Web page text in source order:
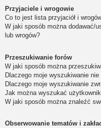
Przyjaciele i wrogowie
Co to jest lista przyjaciół i
W jaki sposób można dodawać/
lub wrogów?
Przeszukiwanie forów
W jaki sposób można
Dlaczego moje wyszukiwanie
Dlaczego moje wyszukiwanie
Jak można wyszukać
W jaki sposób można znaleźć
Obserwowanie tematów i